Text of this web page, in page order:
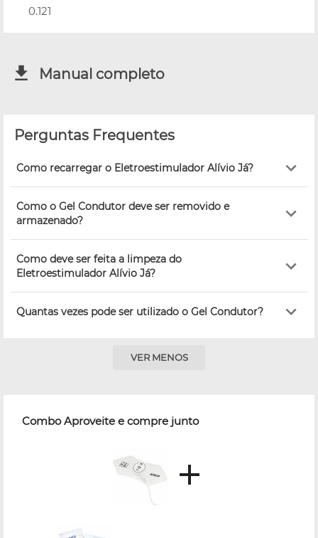
0.121
Manual completo
Perguntas Frequentes
Como recarregar o Eletroestimulador Alívio Já?
Como o Gel Condutor deve ser removido e
armazenado?
Como deve ser feita a limpeza do
Eletroestimulador Alívio Já?
Quantas vezes pode ser utilizado o Gel Condutor?
VER MENOS
Combo Aproveite e compre junto